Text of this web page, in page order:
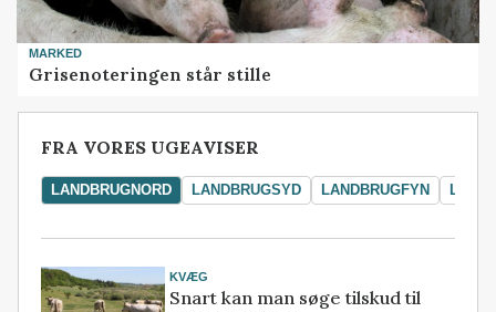
MARKED
Grisenoteringen står stille
FRA VORES UGEAVISER
LANDBRUGNORD LANDBRUGSYD LANDBRUGFYN
KVÆG
Snart kan man søge tilskud til